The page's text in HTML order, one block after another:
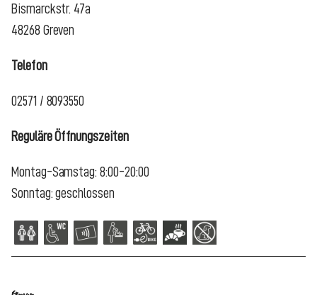
Bismarckstr. 47a
48268 Greven
Telefon
02571 / 8093550
Reguläre Öffnungszeiten
Montag-Samstag: 8:00-20:00
Sonntag: geschlossen